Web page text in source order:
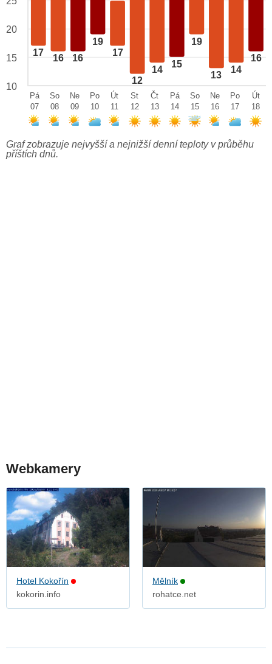
17
16 16
19
17
12
14
15
19
13
14
16
20
15
10
Pá
07
So
08
Ne
09
Po
10
Út
11
St
12
Čt
13
Pá
14
So
15
Ne
16
Po
17
Út
18
Graf zobrazuje nejvyšší a nejnižší denní teploty v průběhu
příštích dnů.
Webkamery
Hotel Kokořín
kokorin.info
Mělník
rohatce.net